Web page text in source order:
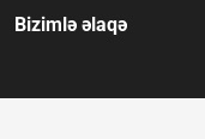
Bizimlə əlaqə